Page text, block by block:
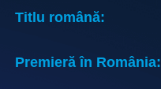
Titlu română:
Premieră în România: